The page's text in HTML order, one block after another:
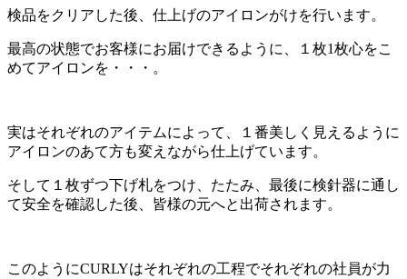
検品をクリアした後、仕上げのアイロンがけを行います。
最高の状態でお客様にお届けできるように、１枚1枚心をこ
めてアイロンを・・・。
実はそれぞれのアイテムによって、１番美しく見えるように
アイロンのあて方も変えながら仕上げています。
そして１枚ずつ下げ札をつけ、たたみ、最後に検針器に通し
て安全を確認した後、皆様の元へと出荷されます。
このようにCURLYはそれぞれの工程でそれぞれの社員が力